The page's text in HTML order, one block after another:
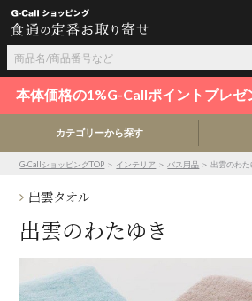
本体価格の1%G-Callポイントプレゼ
カテゴリーから探す
G-CallショッピングTOP ＞ インテリア ＞ バス用品 ＞ 出雲のわた
出雲タオル
出雲のわたゆき